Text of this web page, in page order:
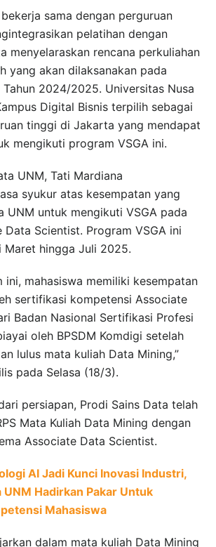
sama dengan perguruan
pelatihan dengan
menyelaraskan rencana perkuliahan
yang akan dilaksanakan pada
Tahun 2024/2025. Universitas Nusa
Digital Bisnis terpilih sebagai
tinggi di Jakarta yang mendapat
mengikuti program VSGA ini.
UNM, Tati Mardiana
syukur atas kesempatan yang
UNM untuk mengikuti VSGA pada
Data Scientist. Program VSGA ini
Maret hingga Juli 2025.
ini, mahasiswa memiliki kesempatan
sertifikasi kompetensi Associate
Badan Nasional Sertifikasi Profesi
oleh BPSDM Komdigi setelah
lulus mata kuliah Data Mining,”
pada Selasa (18/3).
persiapan, Prodi Sains Data telah
Mata Kuliah Data Mining dengan
Associate Data Scientist.
AI Jadi Kunci Inovasi Industri,
UNM Hadirkan Pakar Untuk
Mahasiswa
dalam mata kuliah Data Mining